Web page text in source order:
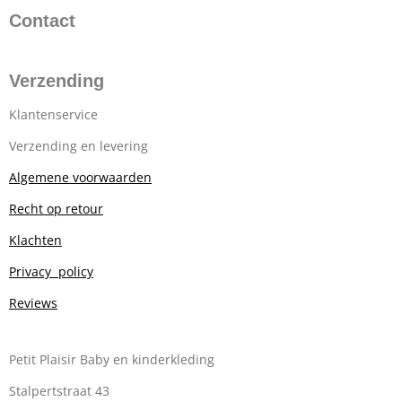
Contact
Verzending
Klantenservice
Verzending en levering
Algemene voorwaarden
Recht op retour
Klachten
Privacy policy
Reviews
Petit Plaisir Baby en kinderkleding
Stalpertstraat 43